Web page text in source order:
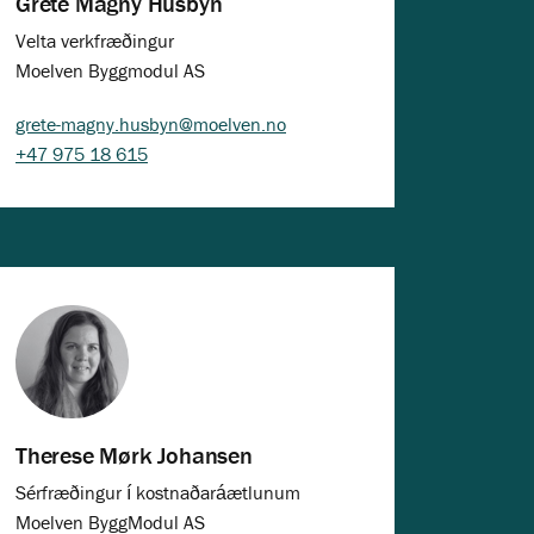
Velta verkfræðingur
Moelven Byggmodul AS
grete-magny.husbyn@moelven.no
+47 975 18 615
Therese Mørk Johansen
Sérfræðingur í kostnaðaráætlunum
Moelven ByggModul AS